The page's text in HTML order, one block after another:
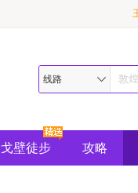
线路
戈壁徒步 攻略